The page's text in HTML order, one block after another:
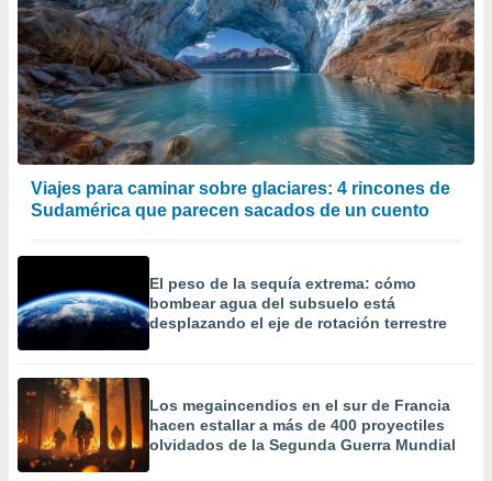
Viajes para caminar sobre glaciares: 4 rincones de
Sudamérica que parecen sacados de un cuento
El peso de la sequía extrema: cómo
bombear agua del subsuelo está
desplazando el eje de rotación terrestre
Los megaincendios en el sur de Francia
hacen estallar a más de 400 proyectiles
olvidados de la Segunda Guerra Mundial